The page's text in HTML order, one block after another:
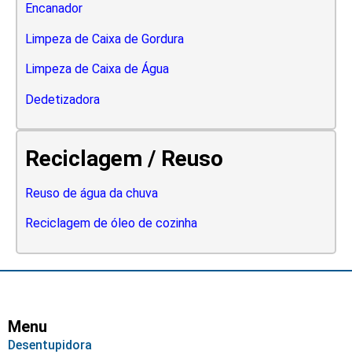
Encanador
Limpeza de Caixa de Gordura
Limpeza de Caixa de Água
Dedetizadora
Reciclagem / Reuso
Reuso de água da chuva
Reciclagem de óleo de cozinha
Menu
Desentupidora